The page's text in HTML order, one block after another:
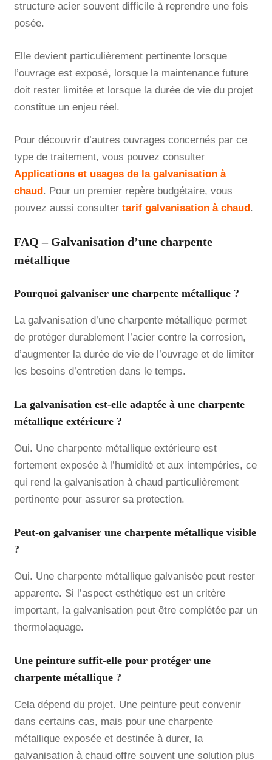
structure acier souvent difficile à reprendre une fois
posée.
Elle devient particulièrement pertinente lorsque
l’ouvrage est exposé, lorsque la maintenance future
doit rester limitée et lorsque la durée de vie du projet
constitue un enjeu réel.
Pour découvrir d’autres ouvrages concernés par ce
type de traitement, vous pouvez consulter
Applications et usages de la galvanisation à
chaud. Pour un premier repère budgétaire, vous
pouvez aussi consulter tarif galvanisation à chaud.
FAQ – Galvanisation d’une charpente
métallique
Pourquoi galvaniser une charpente métallique ?
La galvanisation d’une charpente métallique permet
de protéger durablement l’acier contre la corrosion,
d’augmenter la durée de vie de l’ouvrage et de limiter
les besoins d’entretien dans le temps.
La galvanisation est-elle adaptée à une charpente
métallique extérieure ?
Oui. Une charpente métallique extérieure est
fortement exposée à l’humidité et aux intempéries, ce
qui rend la galvanisation à chaud particulièrement
pertinente pour assurer sa protection.
Peut-on galvaniser une charpente métallique visible
?
Oui. Une charpente métallique galvanisée peut rester
apparente. Si l’aspect esthétique est un critère
important, la galvanisation peut être complétée par un
thermolaquage.
Une peinture suffit-elle pour protéger une
charpente métallique ?
Cela dépend du projet. Une peinture peut convenir
dans certains cas, mais pour une charpente
métallique exposée et destinée à durer, la
galvanisation à chaud offre souvent une solution plus